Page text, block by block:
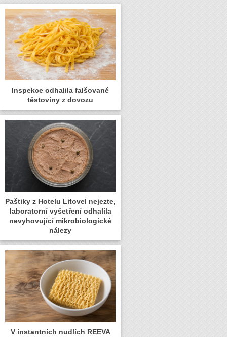
Inspekce odhalila falšované
těstoviny z dovozu
Paštiky z Hotelu Litovel nejezte,
laboratorní vyšetření odhalila
nevyhovující mikrobiologické
nálezy
V instantních nudlích REEVA